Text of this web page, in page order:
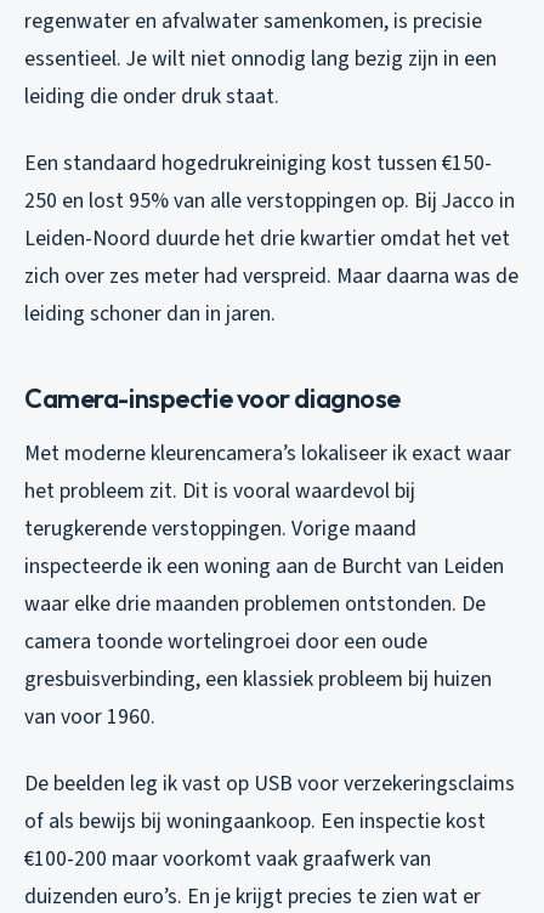
regenwater en afvalwater samenkomen, is precisie
essentieel. Je wilt niet onnodig lang bezig zijn in een
leiding die onder druk staat.
Een standaard hogedrukreiniging kost tussen €150-
250 en lost 95% van alle verstoppingen op. Bij Jacco in
Leiden-Noord duurde het drie kwartier omdat het vet
zich over zes meter had verspreid. Maar daarna was de
leiding schoner dan in jaren.
Camera-inspectie voor diagnose
Met moderne kleurencamera’s lokaliseer ik exact waar
het probleem zit. Dit is vooral waardevol bij
terugkerende verstoppingen. Vorige maand
inspecteerde ik een woning aan de Burcht van Leiden
waar elke drie maanden problemen ontstonden. De
camera toonde wortelingroei door een oude
gresbuisverbinding, een klassiek probleem bij huizen
van voor 1960.
De beelden leg ik vast op USB voor verzekeringsclaims
of als bewijs bij woningaankoop. Een inspectie kost
€100-200 maar voorkomt vaak graafwerk van
duizenden euro’s. En je krijgt precies te zien wat er